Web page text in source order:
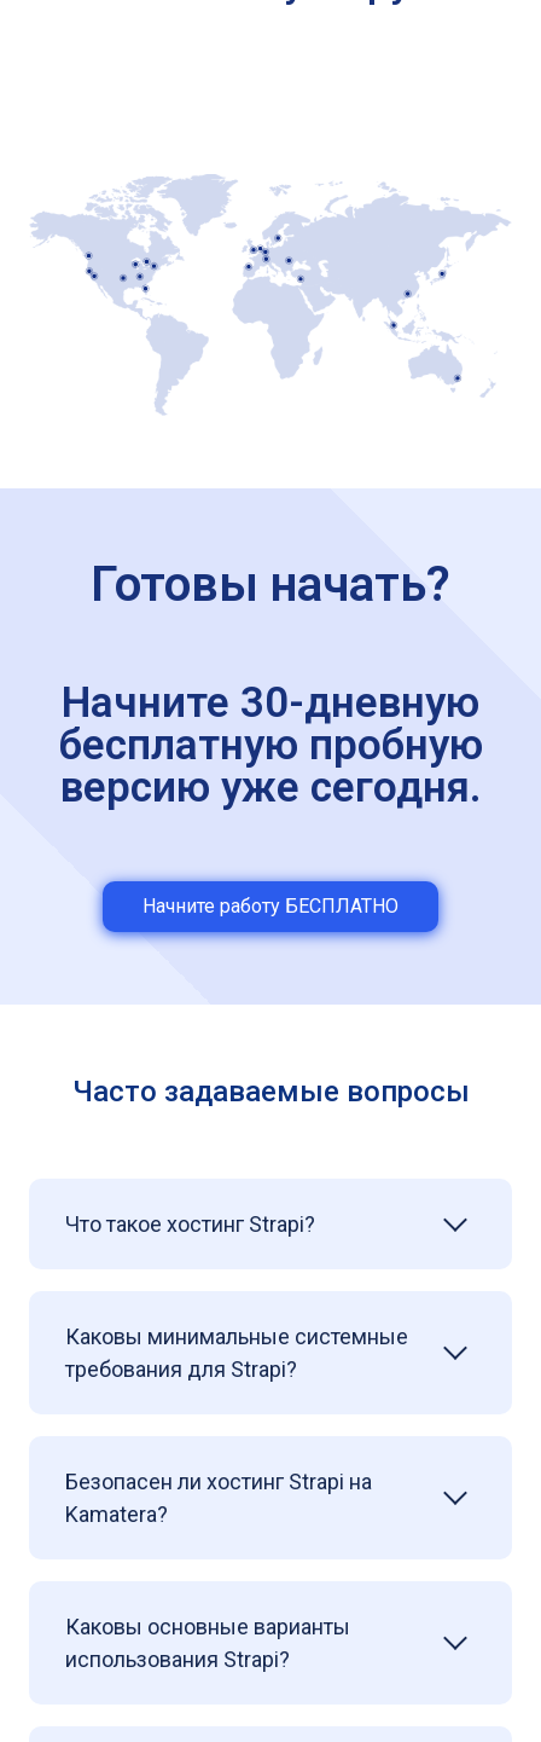
Готовы начать?
Начните 30-дневную
бесплатную пробную
версию уже сегодня.
Начните работу БЕСПЛАТНО
Часто задаваемые вопросы
Что такое хостинг Strapi?
Каковы минимальные системные
требования для Strapi?
Безопасен ли хостинг Strapi на
Kamatera?
Каковы основные варианты
использования Strapi?